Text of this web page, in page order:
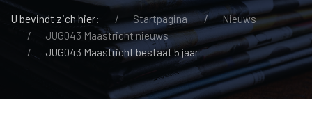
U bevindt zich hier: Startpagina
Nieuws
JUG043 Maastricht nieuws
JUG043 Maastricht bestaat 5 jaar